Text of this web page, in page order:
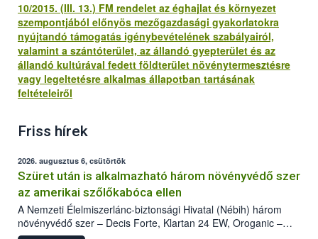
10/2015. (III. 13.) FM rendelet az éghajlat és környezet
szempontjából előnyös mezőgazdasági gyakorlatokra
nyújtandó támogatás igénybevételének szabályairól,
valamint a szántóterület, az állandó gyepterület és az
állandó kultúrával fedett földterület növénytermesztésre
vagy legeltetésre alkalmas állapotban tartásának
feltételeiről
Friss hírek
2026. augusztus 6, csütörtök
Szüret után is alkalmazható három növényvédő szer
az amerikai szőlőkabóca ellen
A Nemzeti Élelmiszerlánc-biztonsági Hivatal (Nébih) három
növényvédő szer – Decis Forte, Klartan 24 EW, Oroganic –